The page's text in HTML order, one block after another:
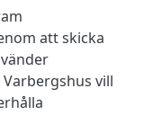
att skicka
vill